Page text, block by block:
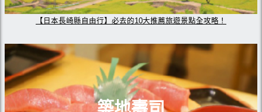
【日本長崎縣自由行】必去的10大推薦旅遊景點全攻略！
築地壽司